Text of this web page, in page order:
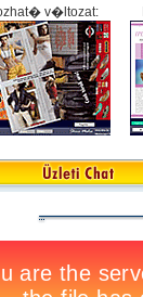
v�ltozat: